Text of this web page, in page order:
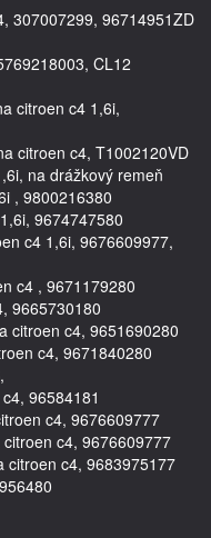
307007299, 96714951ZD
CL12
citroen c4 1,6i,
citroen c4, T1002120VD
na drážkový remeň
, 9800216380
9674747580
c4 1,6i, 9676609977,
c4 , 9671179280
9665730180
citroen c4, 9651690280
c4, 9671840280
96584181
c4, 9676609777
c4, 9676609777
citroen c4, 9683975177